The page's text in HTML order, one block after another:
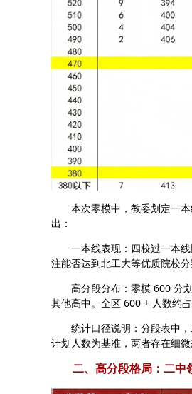
本次零模中，教委划定一本
出：
一本线表现：四校过一本线
注能否达到北工大等优质院校
高分段分布：零模 600 分划
其他高中。全区 600 + 人数约
统计口径说明：分段表中，
计划人数为基准，两者存在细微
二、高分段格局：二中